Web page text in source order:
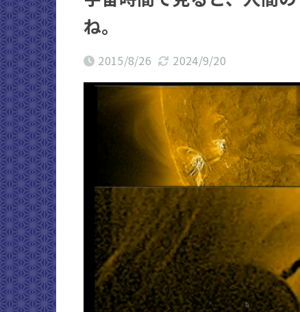
ね。
2015/8/26 2024/9/20